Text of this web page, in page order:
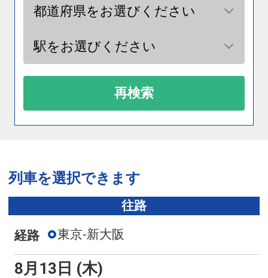
再検索
列車を選択できます
往路
経路 東京-新大阪
8月13日 (木)